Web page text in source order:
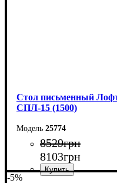
Стол письменный
СПЛ-15 (1500)
25774
8529грн
8103грн
-5%